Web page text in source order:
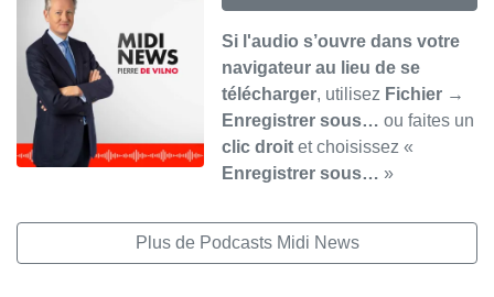
Si l'audio s’ouvre dans votre
navigateur au lieu de se
télécharger, utilisez Fichier →
Enregistrer sous… ou faites un
clic droit et choisissez «
Enregistrer sous… »
Plus de Podcasts Midi News